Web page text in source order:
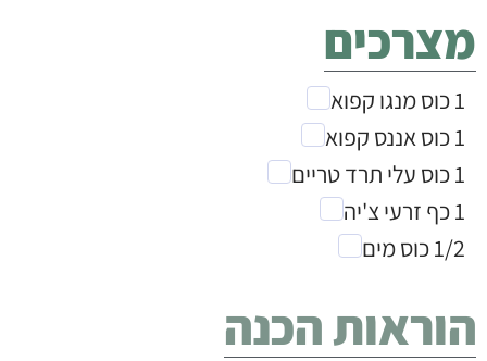
מצרכים
1 כוס מנגו קפוא
1 כוס אננס קפוא
1 כוס עלי תרד טריים
1 כף זרעי צ'יה
1/2 כוס מים
הוראות הכנה